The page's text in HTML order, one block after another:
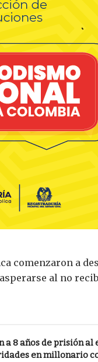
comenzaron a
al no
a 8 años de prisión
en millonario